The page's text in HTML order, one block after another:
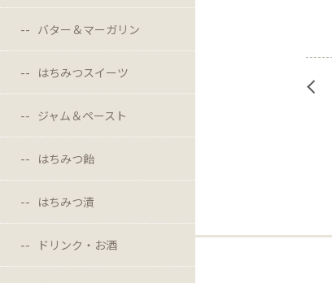
バター＆マーガリン
はちみつスイーツ
ジャム＆ペースト
はちみつ飴
はちみつ漬
ドリンク・お酒